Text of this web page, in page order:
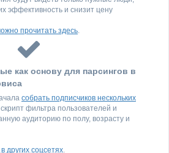
эффективность и снизит цену
прочитать здесь.
как основу для парсингов в
собрать подписчиков нескольких
фильтра пользователей и
аудиторию по полу, возрасту и
других соцсетях.